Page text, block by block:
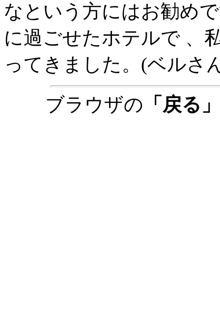
なという方にはお勧め
に過ごせたホテルで 、
ってきました。(ベルさ
ブラウザの 「戻る」